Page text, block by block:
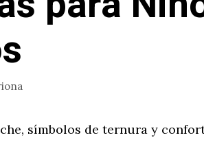
símbolos de ternura y